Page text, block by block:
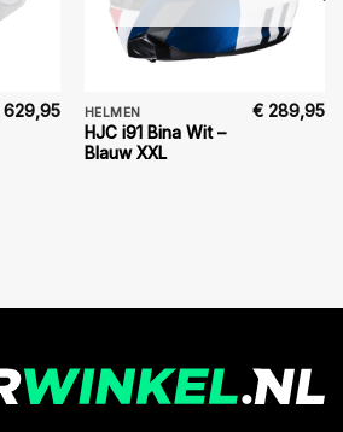
629,95 HELMEN
HJC i91 Bina Wit –
Blauw XXL
€ 289,95